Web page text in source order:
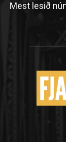
Mest lesið